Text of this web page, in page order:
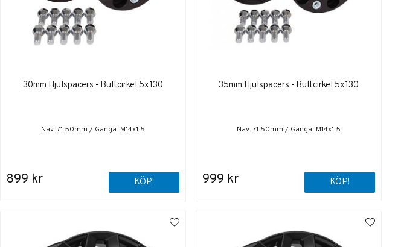
30mm Hjulspacers - Bultcirkel 5x130
Nav: 71.50mm / Gänga: M14x1.5
899 kr KÖP!
35mm Hjulspacers - Bultcirkel 5x130
Nav: 71.50mm / Gänga: M14x1.5
999 kr KÖP!